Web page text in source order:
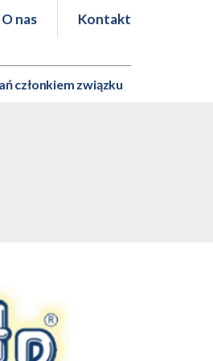
O nas Kontakt
członkiem związku